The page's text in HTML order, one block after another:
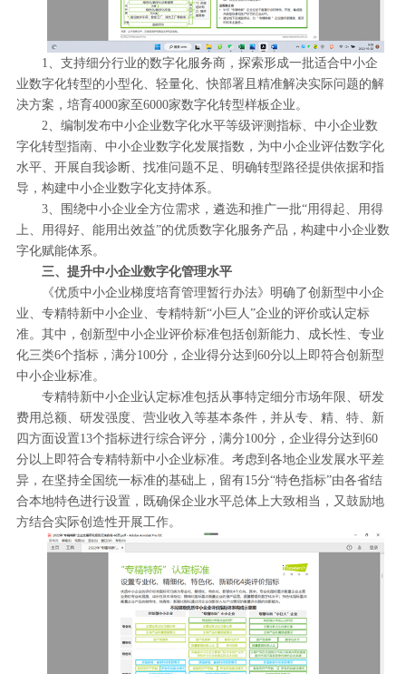
1、支持细分行业的数字化服务商，探索形成一批适合中小企
业数字化转型的小型化、轻量化、快部署且精准解决实际问题的解
决方案，培育4000家至6000家数字化转型样板企业。
2、编制发布中小企业数字化水平等级评测指标、中小企业数
字化转型指南、中小企业数字化发展指数，为中小企业评估数字化
水平、开展自我诊断、找准问题不足、明确转型路径提供依据和指
导，构建中小企业数字化支持体系。
3、围绕中小企业全方位需求，遴选和推广一批“用得起、用得
上、用得好、能用出效益”的优质数字化服务产品，构建中小企业数
字化赋能体系。
三、提升中小企业数字化管理水平
《优质中小企业梯度培育管理暂行办法》明确了创新型中小企
业、专精特新中小企业、专精特新“小巨人”企业的评价或认定标
准。其中，创新型中小企业评价标准包括创新能力、成长性、专业
化三类6个指标，满分100分，企业得分达到60分以上即符合创新型
中小企业标准。
专精特新中小企业认定标准包括从事特定细分市场年限、研发
费用总额、研发强度、营业收入等基本条件，并从专、精、特、新
四方面设置13个指标进行综合评分，满分100分，企业得分达到60
分以上即符合专精特新中小企业标准。考虑到各地企业发展水平差
异，在坚持全国统一标准的基础上，留有15分“特色指标”由各省结
合本地特色进行设置，既确保企业水平总体上大致相当，又鼓励地
方结合实际创造性开展工作。